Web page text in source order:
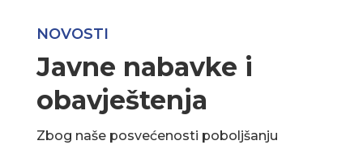
NOVOSTI
Javne nabavke i
obavještenja
Zbog naše posvećenosti poboljšanju